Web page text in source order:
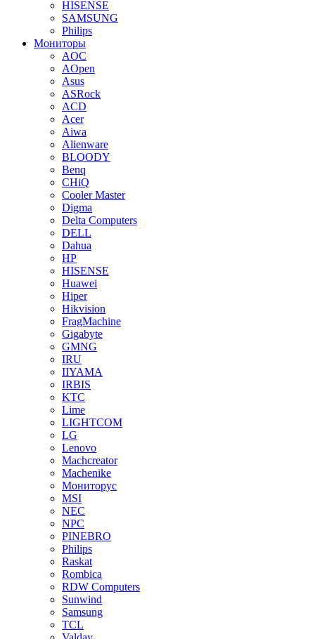
HISENSE
SAMSUNG
Philips
Мониторы
AOC
AOpen
Asus
ASRock
ACD
Acer
Aiwa
Alienware
BLOODY
Benq
CHiQ
Cooler Master
Digma
Delta Computers
DELL
Dahua
HP
HISENSE
Huawei
Hiper
Hikvision
FragMachine
Gigabyte
GMNG
IRU
IIYAMA
IRBIS
KTC
Lime
LIGHTCOM
LG
Lenovo
Machcreator
Machenike
Мониторус
MSI
NEC
NPC
PINEBRO
Philips
Raskat
Rombica
RDW Computers
Sunwind
Samsung
TCL